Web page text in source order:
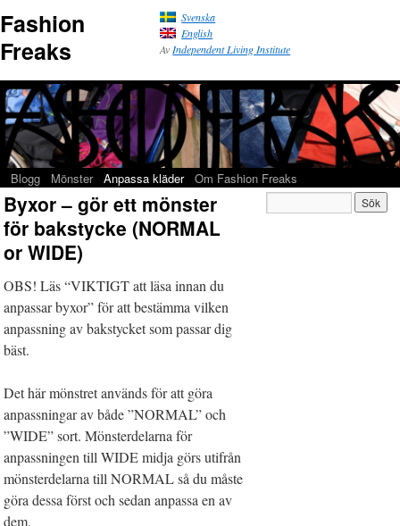
Fashion
Freaks
Svenska
English
Av Independent Living Institute
Blogg Mönster Anpassa kläder Om Fashion Freaks
Byxor – gör ett mönster
för bakstycke (NORMAL
or WIDE)
OBS! Läs “VIKTIGT att läsa innan du
anpassar byxor” för att bestämma vilken
anpassning av bakstycket som passar dig
bäst.
Det här mönstret används för att göra
anpassningar av både ”NORMAL” och
”WIDE” sort. Mönsterdelarna för
anpassningen till WIDE midja görs utifrån
mönsterdelarna till NORMAL så du måste
göra dessa först och sedan anpassa en av
dem.